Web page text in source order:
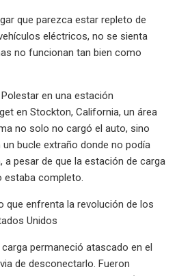
que parezca estar repleto de
eléctricos, no se sienta
no funcionan tan bien como
en una estación
en Stockton, California, un área
no solo no cargó el auto, sino
bucle extraño donde no podía
a pesar de que la estación de carga
estaba completo.
que enfrenta la revolución de los
Unidos
permaneció atascado en el
de desconectarlo. Fueron